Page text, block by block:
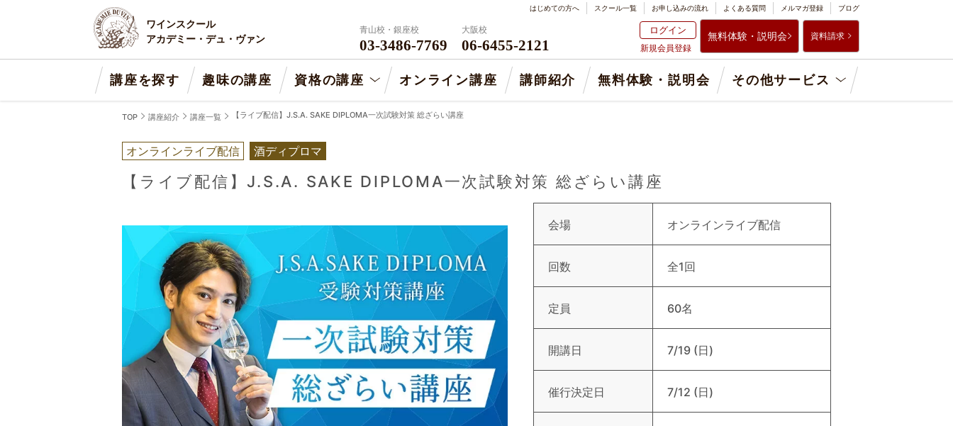
ワインスクール
アカデミー・デュ・ヴァン
青山校・銀座校
03-3486-7769
大阪校
06-6455-2121
ログイン
新規会員登録
無料体験・説明会 資料請求
はじめての方へ スクール一覧 お申し込みの流れ よくある質問 メルマガ登録 ブログ
講座を探す 趣味の講座 資格の講座 オンライン講座 講師紹介 無料体験・説明会 その他サービス
TOP 講座紹介 講座一覧 【ライブ配信】J.S.A. SAKE DIPLOMA一次試験対策 総ざらい講座
オンラインライブ配信 酒ディプロマ
【ライブ配信】J.S.A. SAKE DIPLOMA一次試験対策 総ざらい講座
会場 オンラインライブ配信
回数 全1回
定員 60名
開講日 7/19 (日)
催行決定日 7/12 (日)